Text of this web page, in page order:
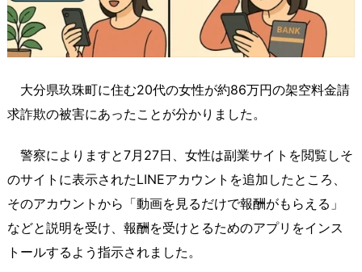
大分県玖珠町に住む20代の女性が約86万円の架空料金請
求詐欺の被害にあったことが分かりました。
警察によりますと7月27日、女性は副業サイトを閲覧しそ
のサイトに表示されたLINEアカウントを追加したところ、
そのアカウントから「動画を見るだけで報酬がもらえる」
などと説明を受け、報酬を受けとるためのアプリをインス
トールするよう指示されました。